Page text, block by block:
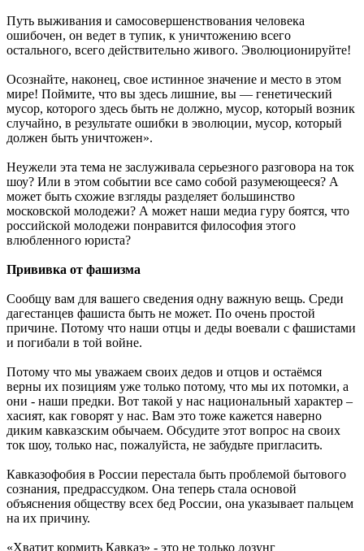
Путь выживания и самосовершенствования человека
ошибочен, он ведет в тупик, к уничтожению всего
остального, всего действительно живого. Эволюционируйте!
Осознайте, наконец, свое истинное значение и место в этом
мире! Поймите, что вы здесь лишние, вы — генетический
мусор, которого здесь быть не должно, мусор, который возник
случайно, в результате ошибки в эволюции, мусор, который
должен быть уничтожен».
Неужели эта тема не заслуживала серьезного разговора на ток
шоу? Или в этом событии все само собой разумеющееся? А
может быть схожие взгляды разделяет большинство
московской молодежи? А может наши медиа гуру боятся, что
российской молодежи понравится философия этого
влюбленного юриста?
Прививка от фашизма
Сообщу вам для вашего сведения одну важную вещь. Среди
дагестанцев фашиста быть не может. По очень простой
причине. Потому что наши отцы и деды воевали с фашистами
и погибали в той войне.
Потому что мы уважаем своих дедов и отцов и остаёмся
верны их позициям уже только потому, что мы их потомки, а
они - наши предки. Вот такой у нас национальный характер –
хасият, как говорят у нас. Вам это тоже кажется наверно
диким кавказским обычаем. Обсудите этот вопрос на своих
ток шоу, только нас, пожалуйста, не забудьте пригласить.
Кавказофобия в России перестала быть проблемой бытового
сознания, предрассудком. Она теперь стала основой
объяснения обществу всех бед России, она указывает пальцем
на их причину.
«Хватит кормить Кавказ» - это не только лозунг